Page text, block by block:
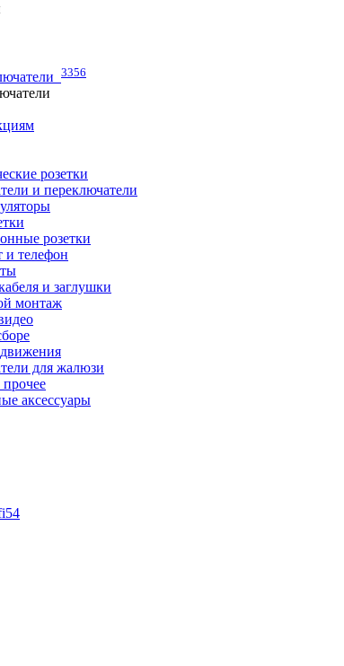
3356
розетки
и переключатели
розетки
и телефон
и заглушки
монтаж
для жалюзи
аксессуары